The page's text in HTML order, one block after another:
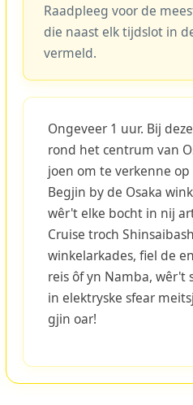
Raadpleeg voor de
die naast elk tijdslot in
vermeld.
Ongeveer 1 uur. Bij
rond het centrum van
joen om te verkenne
Begjin by de Osaka
wêr't elke bocht in nij
Cruise troch
winkelarkades, fiel de
reis ôf yn Namba,
in elektryske sfear
gjin oar!